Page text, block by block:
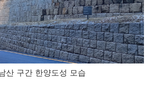
산 구간 한양도성 모습